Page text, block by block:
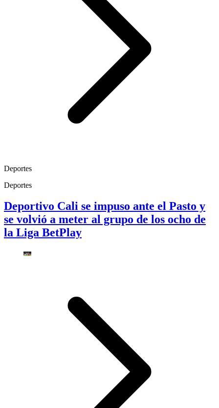
Deportes
Deportes
Deportivo Cali se impuso ante el Pasto y
se volvió a meter al grupo de los ocho de
la Liga BetPlay